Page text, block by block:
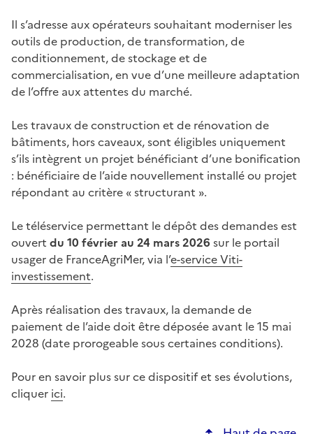
Il s’adresse aux opérateurs souhaitant moderniser les
outils de production, de transformation, de
conditionnement, de stockage et de
commercialisation, en vue d’une meilleure adaptation
de l’offre aux attentes du marché.
Les travaux de construction et de rénovation de
bâtiments, hors caveaux, sont éligibles uniquement
s’ils intègrent un projet bénéficiant d’une bonification
: bénéficiaire de l’aide nouvellement installé ou projet
répondant au critère « structurant ».
Le téléservice permettant le dépôt des demandes est
ouvert du 10 février au 24 mars 2026 sur le portail
usager de FranceAgriMer, via l’e-service Viti-
investissement.
Après réalisation des travaux, la demande de
paiement de l’aide doit être déposée avant le 15 mai
2028 (date prorogeable sous certaines conditions).
Pour en savoir plus sur ce dispositif et ses évolutions,
cliquer ici.